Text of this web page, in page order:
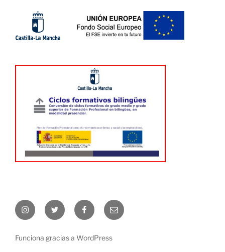
InstagramTwitter FacebookCorreo
electrónico
Funciona gracias a WordPress